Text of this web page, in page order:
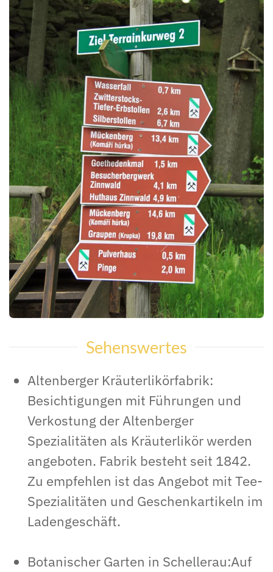
Sehenswertes
Altenberger Kräuterlikörfabrik:
Besichtigungen mit Führungen und
Verkostung der Altenberger
Spezialitäten als Kräuterlikör werden
angeboten. Fabrik besteht seit 1842.
Zu empfehlen ist das Angebot mit Tee-
Spezialitäten und Geschenkartikeln im
Ladengeschäft.
Botanischer Garten in Schellerau:Auf